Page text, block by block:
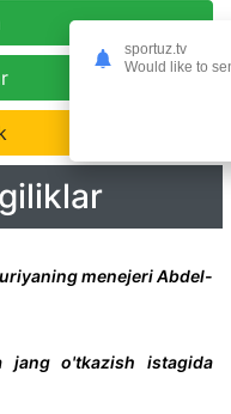
menejeri Abdel-
jang o'tkazish istagida
sportuz.tv
Would like to